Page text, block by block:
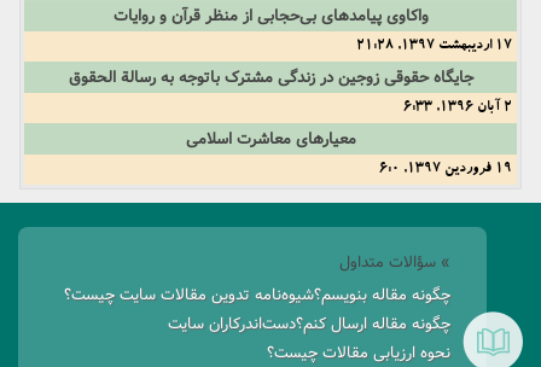
واکاوی پیامدهای بی‌حجابی از منظر قرآن و روایات
17 اردیبهشت 1397, 21:28
جایگاه حقوقی زوجین در زندگی مشترک باتوجه به رسالة الحقوق
2 آبان 1396, 6:33
معیارهای معاشرت اسلامی
19 فروردین 1397, 6:0
» سؤالات متداول
چگونه مقاله بنویسم؟شیوه‌نامه تدوین مقالات سایت چیست؟
چگونه مقاله ارسال کنم؟دست‌اندرکاران سایت
نحوه ارزیابی مقالات چیست؟